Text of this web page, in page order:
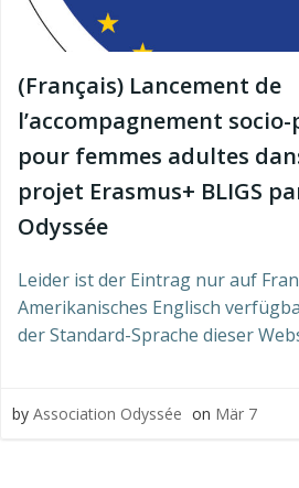
(Français) Lancement de
l’accompagnement
pour femmes adultes
projet Erasmus+ BLIGS
Odyssée
Leider ist der Eintrag nur auf
Amerikanisches Englisch
der Standard-Sprache dieser
by Association Odyssée on Mär 7